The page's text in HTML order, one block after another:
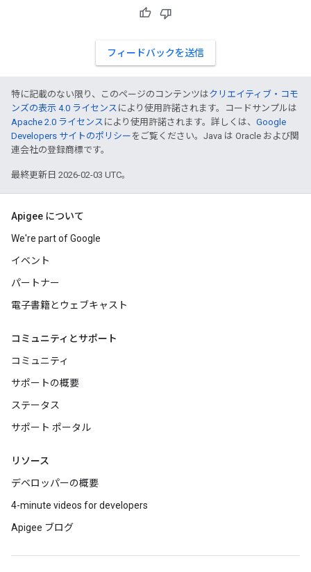
フィードバックを送信
特に記載のない限り、このページのコンテンツはクリエイティブ・コモ
ンズの表示 4.0 ライセンス により使用許諾されます。コードサンプルは
Apache 2.0 ライセンス により使用許諾されます。詳しくは、 Google
Developers サイトのポリシー をご覧ください。Java は Oracle および関
連会社の登録商標です。
最終更新日 2026-02-03 UTC。
Apigee について
We're part of Google
イベント
パートナー
電子書籍とウェブキャスト
コミュニティとサポート
コミュニティ
サポートの概要
ステータス
サポート ポータル
リソース
デベロッパーの概要
4-minute videos for developers
Apigee ブログ